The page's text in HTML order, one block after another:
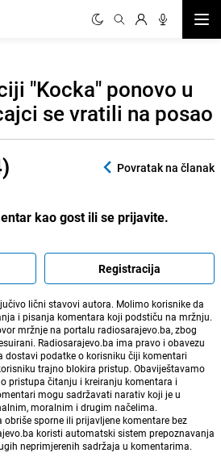
"Kocka" ponovo u
se vratili na posao
Povratak na članak
kao gost ili se prijavite.
Registracija
lični stavovi autora. Molimo korisnike da
i pisanja komentara koji podstiču na mržnju.
mržnje na portalu radiosarajevo.ba, zbog
Radiosarajevo.ba ima pravo i obavezu
dostavi podatke o korisniku čiji komentari
trajno blokira pristup. Obaviještavamo
pristupa čitanju i kreiranju komentara i
mogu sadržavati narativ koji je u
moralnim i drugim načelima.
sporne ili prijavljene komentare bez
koristi automatski sistem prepoznavanja
neprimjerenih sadržaja u komentarima.